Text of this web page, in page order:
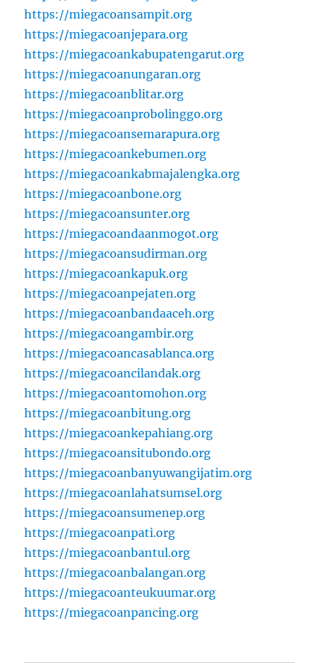
https://miegacoansampit.org
https://miegacoanjepara.org
https://miegacoankabupatengarut.org
https://miegacoanungaran.org
https://miegacoanblitar.org
https://miegacoanprobolinggo.org
https://miegacoansemarapura.org
https://miegacoankebumen.org
https://miegacoankabmajalengka.org
https://miegacoanbone.org
https://miegacoansunter.org
https://miegacoandaanmogot.org
https://miegacoansudirman.org
https://miegacoankapuk.org
https://miegacoanpejaten.org
https://miegacoanbandaaceh.org
https://miegacoangambir.org
https://miegacoancasablanca.org
https://miegacoancilandak.org
https://miegacoantomohon.org
https://miegacoanbitung.org
https://miegacoankepahiang.org
https://miegacoansitubondo.org
https://miegacoanbanyuwangijatim.org
https://miegacoanlahatsumsel.org
https://miegacoansumenep.org
https://miegacoanpati.org
https://miegacoanbantul.org
https://miegacoanbalangan.org
https://miegacoanteukuumar.org
https://miegacoanpancing.org